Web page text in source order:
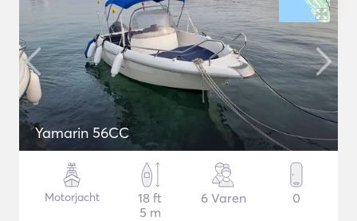
Yamarin 56CC
Motorjacht
18 ft
5 m
6 Varen 0